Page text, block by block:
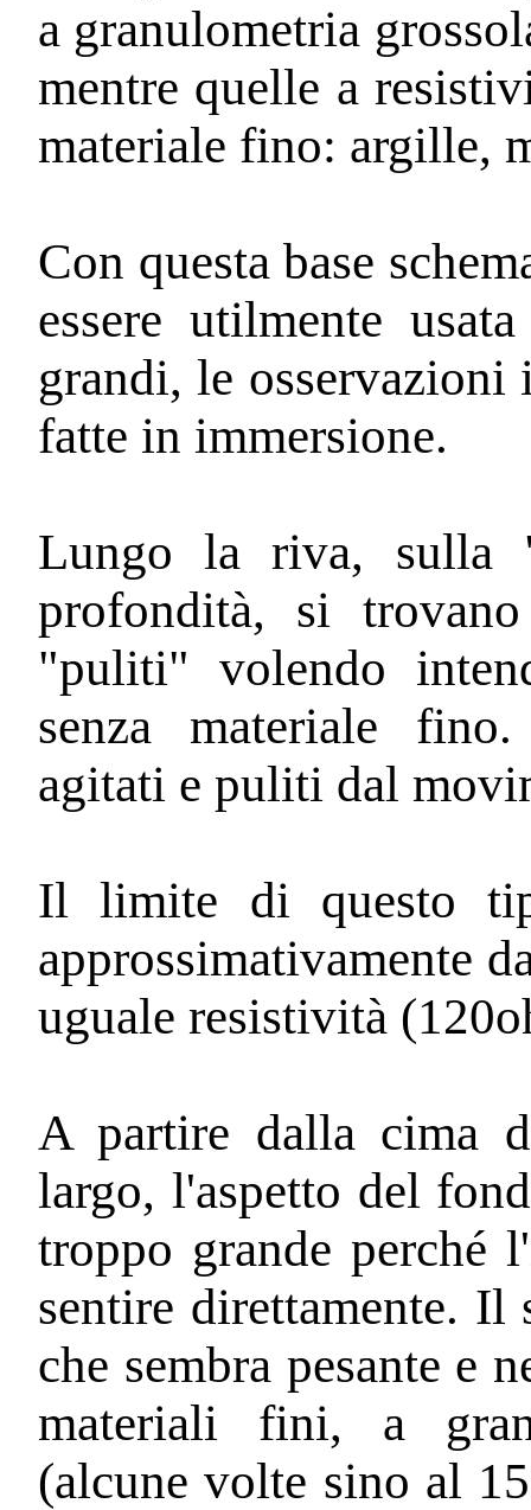
a granulometria
mentre quelle a
materiale fino: argille,
Con questa base
essere utilmente
grandi, le osservazioni
fatte in immersione.
Lungo la riva,
profondità, si
"puliti" volendo
senza materiale
agitati e puliti dal
Il limite di questo
approssimativamente
uguale resistività
A partire dalla cima
largo, l'aspetto del
troppo grande perché
sentire direttamente. Il
che sembra pesante e
materiali fini, a
(alcune volte sino al